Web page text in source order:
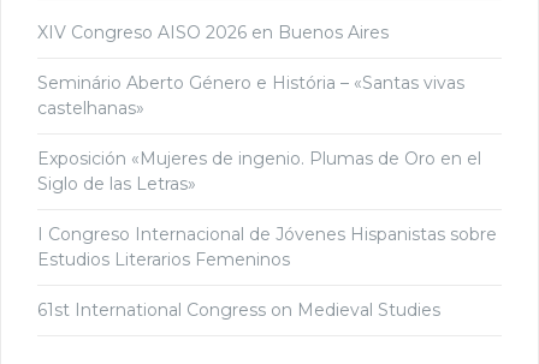
XIV Congreso AISO 2026 en Buenos Aires
Seminário Aberto Género e História – «Santas vivas
castelhanas»
Exposición «Mujeres de ingenio. Plumas de Oro en el
Siglo de las Letras»
I Congreso Internacional de Jóvenes Hispanistas sobre
Estudios Literarios Femeninos
61st International Congress on Medieval Studies